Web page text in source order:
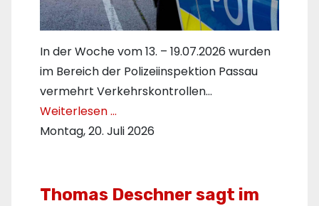
In der Woche vom 13. – 19.07.2026 wurden
im Bereich der Polizeiinspektion Passau
vermehrt Verkehrskontrollen…
Weiterlesen …
Montag, 20. Juli 2026
Thomas Deschner sagt im